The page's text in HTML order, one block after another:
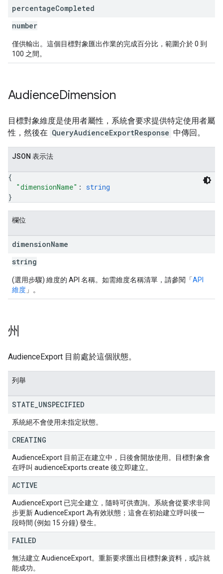
percentageCompleted
number
僅供輸出。這個目標對象匯出作業的完成百分比，範圍介於 0 到
100 之間。
AudienceDimension
目標對象維度是使用者屬性，系統會要求提供特定使用者屬
性，然後在 QueryAudienceExportResponse 中傳回。
JSON 表示法
{
"dimensionName" : string
}
欄位
dimensionName
string
(選用步驟) 維度的 API 名稱。如需維度名稱清單，請參閱「API
維度 」。
州
AudienceExport 目前處於這個狀態。
列舉
STATE UNSPECIFIED
系統絕不會使用未指定狀態。
CREATING
AudienceExport 目前正在建立中，日後會開放使用。目標對象會
在呼叫 audienceExports.create 後立即建立。
ACTIVE
AudienceExport 已完全建立，隨時可供查詢。系統會從要求非同
步更新 AudienceExport 為有效狀態；這會在初始建立呼叫後一
段時間 (例如 15 分鐘) 發生。
FAILED
無法建立 AudienceExport。重新要求匯出目標對象資料，或許就
能成功。